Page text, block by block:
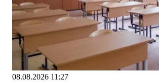
08.08.2026 11:27